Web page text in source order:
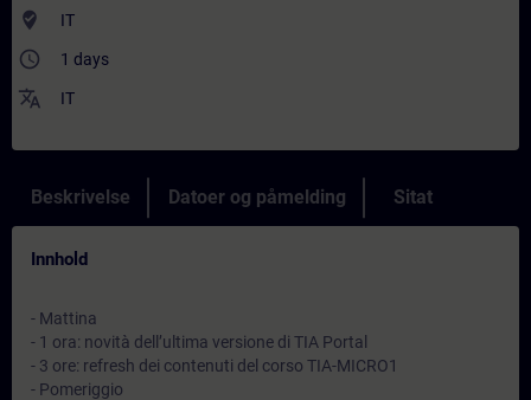
where_to_vote IT
access_time 1 days
translate IT
Beskrivelse Datoer og påmelding Sitat
Innhold
- Mattina
- 1 ora: novità dell’ultima versione di TIA Portal
- 3 ore: refresh dei contenuti del corso TIA-MICRO1
- Pomeriggio